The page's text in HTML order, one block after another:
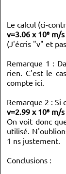
Le calcul (ci-
v=3.06 x 10⁸ m/s
(J'écris "v" et
Remarque 1 :
rien. C'est le
compte ici.
Remarque 2 : Si
v=2.99 x 10⁸ m/s
On voit donc
utilisé.
1 ns justement.
Conclusions :